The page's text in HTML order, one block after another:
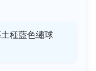
種藍色繡球